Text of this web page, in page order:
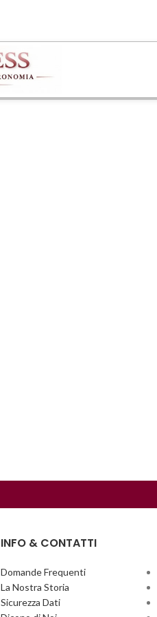
INFO & CONTATTI
Domande Frequenti
La Nostra Storia
Sicurezza Dati